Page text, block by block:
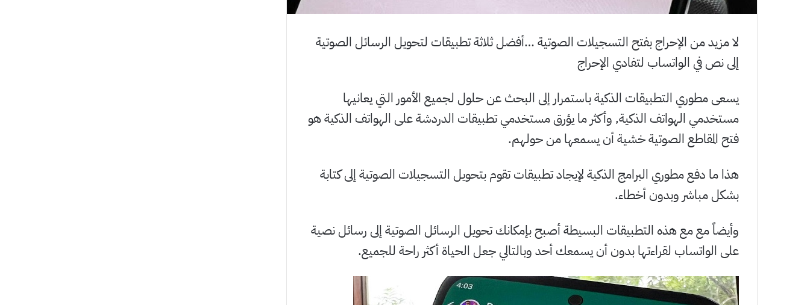
لا مزيد من الإحراج بفتح التسجيلات الصوتية …أفضل ثلاثة تطبيقات لتحويل الرسائل الصوتية
إلى نص في الواتساب لتفادي الإحراج
يسعى مطوري التطبيقات الذكية باستمرار إلى البحث عن حلول لجميع الأمور التي يعانيها
مستخدمي الهواتف الذكية, وأكثر ما يؤرق مستخدمي تطبيقات الدردشة على الهواتف الذكية هو
فتح المقاطع الصوتية خشية أن يسمعها من حولهم.
هذا ما دفع مطوري البرامج الذكية لإيجاد تطبيقات تقوم بتحويل التسجيلات الصوتية إلى كتابة
بشكل مباشر وبدون أخطاء.
وأيضاً مع مع هذه التطبيقات البسيطة أصبح بإمكانك تحويل الرسائل الصوتية إلى رسائل نصية
على الواتساب لقراءتها بدون أن يسمعك أحد وبالتالي جعل الحياة أكثر راحة للجميع.